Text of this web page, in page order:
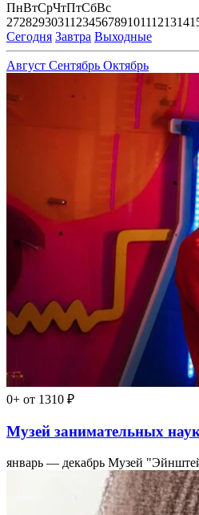
ПнВтСрЧтПтСбВс
27282930311 234567891011121314
Сегодня Завтра Выходные
Август Сентябрь Октябрь
0+ от 1310 ₽
Музей занимательных
январь — декабрь Музей